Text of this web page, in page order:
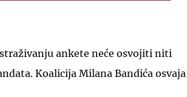
ankete neće osvojiti niti
Koalicija Milana Bandića osvaja